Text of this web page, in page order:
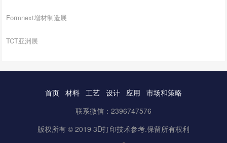
Formnext增材制造展
TCT亚洲展
首页 材料 工艺 设计 应用
市场和策略
联系微信：2396747576
版权所有 © 2019 3D打印技术参考.保留所有权利